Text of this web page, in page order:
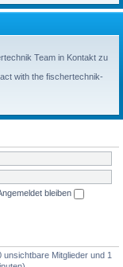
Team in Kontakt zu
with the fischertechnik-
bleiben
Mitglieder und 1